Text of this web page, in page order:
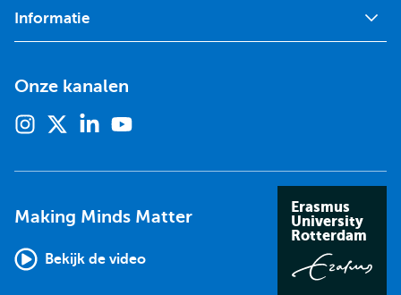
Informatie
Onze kanalen
Instagram
twitter)
Linkedin
Making Minds Matter
Bekijk de video
Erasmus
University
Rotterdam